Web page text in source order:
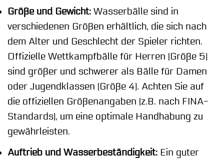
Größe und Gewicht: Wasserbälle sind in
verschiedenen Größen erhältlich, die sich nach
dem Alter und Geschlecht der Spieler richten.
Offizielle Wettkampfbälle für Herren (Größe 5)
sind größer und schwerer als Bälle für Damen
oder Jugendklassen (Größe 4). Achten Sie auf
die offiziellen Größenangaben (z.B. nach FINA-
Standards), um eine optimale Handhabung zu
gewährleisten.
Auftrieb und Wasserbeständigkeit: Ein guter